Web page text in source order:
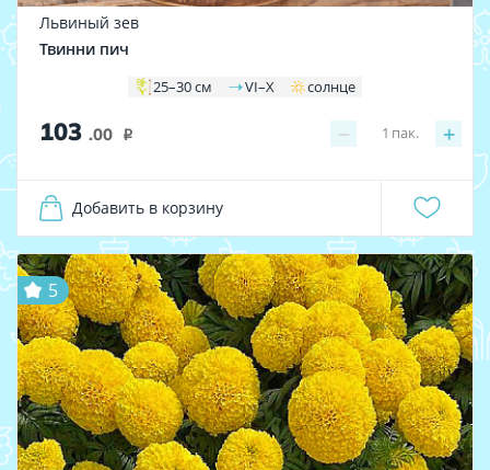
Львиный зев
Твинни пич
25–30 см VI–X солнце
103 .00 i − +
1 пак.
Добавить в корзину
5